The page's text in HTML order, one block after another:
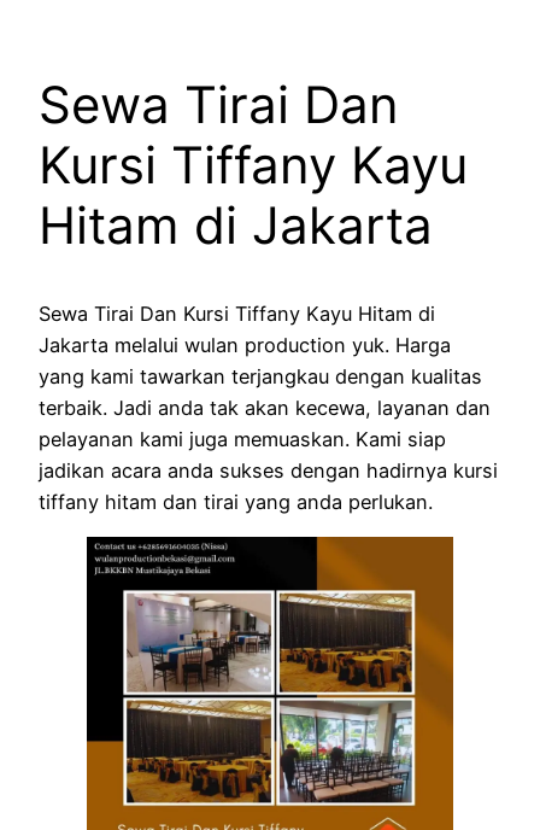
Sewa Tirai Dan
Kursi Tiffany Kayu
Hitam di Jakarta
Sewa Tirai Dan Kursi Tiffany Kayu Hitam di
Jakarta melalui wulan production yuk. Harga
yang kami tawarkan terjangkau dengan kualitas
terbaik. Jadi anda tak akan kecewa, layanan dan
pelayanan kami juga memuaskan. Kami siap
jadikan acara anda sukses dengan hadirnya kursi
tiffany hitam dan tirai yang anda perlukan.